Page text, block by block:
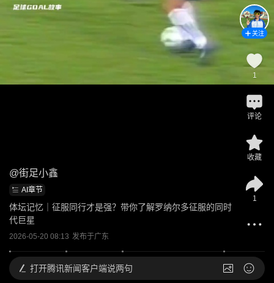
@街足小鑫
AI章节
体坛记忆｜征服同行才是强？带你了解罗纳尔多征服的同时
代巨星
2026-05-20 08:13 发布于广东
关注
1
评论
收藏
1
打开腾讯新闻客户端说两句